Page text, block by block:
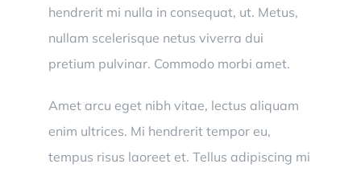
hendrerit mi nulla in consequat, ut. Metus,
nullam scelerisque netus viverra dui
pretium pulvinar. Commodo morbi amet.
Amet arcu eget nibh vitae, lectus aliquam
enim ultrices. Mi hendrerit tempor eu,
tempus risus laoreet et. Tellus adipiscing mi